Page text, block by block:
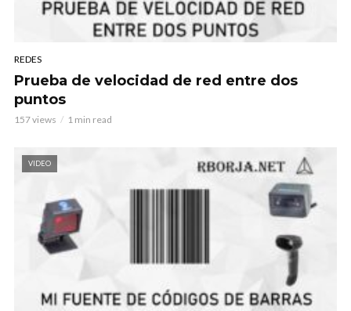
REDES
Prueba de velocidad de red entre dos
puntos
157 views 1 min read
VIDEO